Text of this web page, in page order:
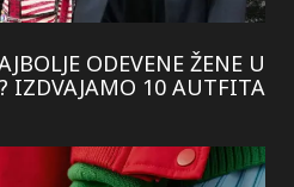
ODEVENE ŽENE U
IZDVAJAMO 10 AUTFITA